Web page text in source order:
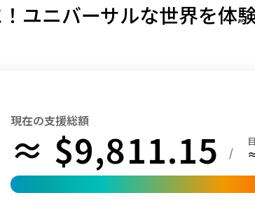
ユニバーサルな世界を体
現在の支援総額
≈ $9,811.15 /